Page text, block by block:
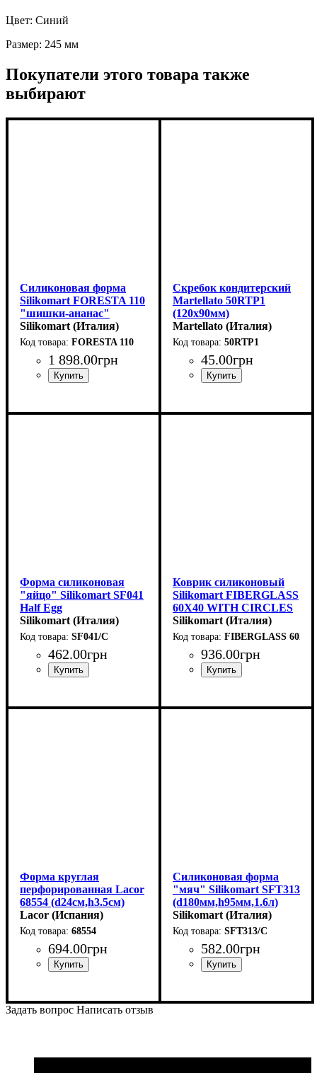
Цвет: Синий
Размер: 245 мм
Покупатели этого товара также
выбирают
Силиконовая форма
Silikomart FORESTA 110
"шишки-ананас"
(d60мм,h73мм,110мл)
Silikomart (Италия)
FORESTA 110
1 898.00грн
Скребок кондитерский
Martellato 50RTP1
(120х90мм)
Martellato (Италия)
50RTP1
45.00грн
Форма силиконовая
"яйцо" Silikomart SF041
Half Egg
(102х73мм,h36мм,130мл)
Silikomart (Италия)
SF041/C
462.00грн
Коврик силиконовый
Silikomart FIBERGLASS
60X40 WITH CIRCLES
(585x385мм)
Silikomart (Италия)
FIBERGLASS 60X40
936.00грн
Форма круглая
перфорированная Lacor
68554 (d24см,h3.5см)
Lacor (Испания)
68554
694.00грн
Силиконовая форма
"мяч" Silikomart SFT313
(d180мм,h95мм,1.6л)
Silikomart (Италия)
SFT313/C
582.00грн
Задать вопрос Написать отзыв